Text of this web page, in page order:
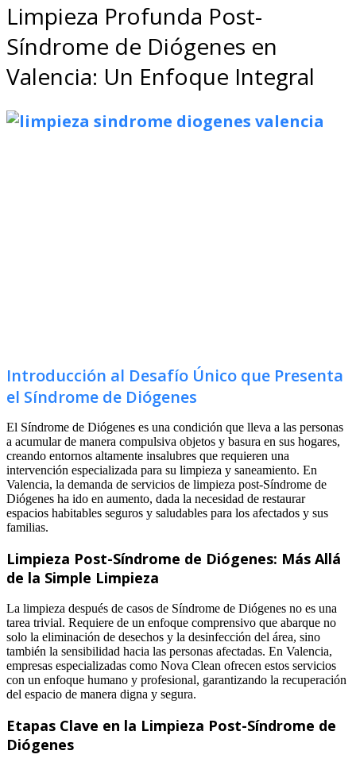
Limpieza Profunda Post-
Síndrome de Diógenes en
Valencia: Un Enfoque Integral
Introducción al Desafío Único que Presenta
el Síndrome de Diógenes
El Síndrome de Diógenes es una condición que lleva a las personas
a acumular de manera compulsiva objetos y basura en sus hogares,
creando entornos altamente insalubres que requieren una
intervención especializada para su limpieza y saneamiento. En
Valencia, la demanda de servicios de limpieza post-Síndrome de
Diógenes ha ido en aumento, dada la necesidad de restaurar
espacios habitables seguros y saludables para los afectados y sus
familias.
Limpieza Post-Síndrome de Diógenes: Más Allá
de la Simple Limpieza
La limpieza después de casos de Síndrome de Diógenes no es una
tarea trivial. Requiere de un enfoque comprensivo que abarque no
solo la eliminación de desechos y la desinfección del área, sino
también la sensibilidad hacia las personas afectadas. En Valencia,
empresas especializadas como Nova Clean ofrecen estos servicios
con un enfoque humano y profesional, garantizando la recuperación
del espacio de manera digna y segura.
Etapas Clave en la Limpieza Post-Síndrome de
Diógenes